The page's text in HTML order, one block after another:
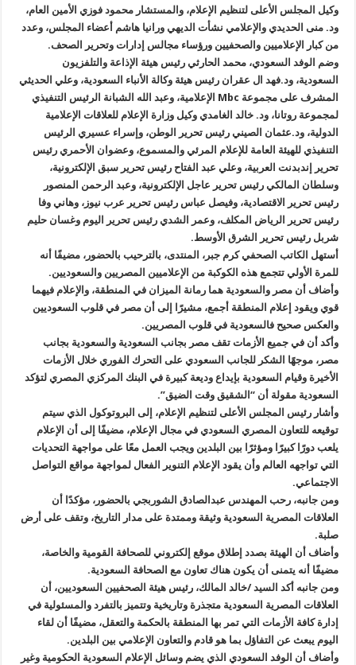
وكيل المجلس الأعلى لتنظيم الإعلام، والمستشار محمود فوزي الأمين العام،
ود. منى الحديدي والإعلامي نشأت الديهي ورانيا هاشم أعضاء المجلس، وعدد
من كبار الإعلاميين والصحفيين ورؤساء مجالس إدارات وتحرير الصحف.
وضم الوفد السعودي، محمد الحارثي رئيس هيئة الإذاعة والتلفزيون
السعودية، ود.فهد ال عقران رئيس هيئة وكالة الأنباء السعودية، وعلي الحديثي
المشرف على مجموعة Mbc الإعلامية، وعبد الله الشبانة الرئيس التنفيذي
لمجموعة روتانا، ود. خالد الغامدي وكيل وزارة الإعلام للعلاقات الإعلامية
الدولية، ود.عثمان الصيني رئيس تحرير الوطن، وإسراء عسيري الرئيس
التنفيذي للهيئة العامة للإعلام المرئي والمسموع، وعضوان الأحمري رئيس
تحرير إندبدنت العربية، وعلي عبد الفتاح رئيس تحرير سبق الإلكترونية،
وسلطان المالكي رئيس تحرير عاجل الإلكترونية، وعبد الرحمن المنصور
رئيس تحرير الاقتصادية، وفيصل عباس رئيس تحرير عرب نيوز، وهاني وفا
رئيس تحرير الرياض المكلف، وعمر الشدي رئيس تحرير اليوم وغسان حليم
شربل رئيس تحرير الشرق الأوسط.
أستهل الكاتب الصحفي كرم جبر، المنتدى، بالترحيب بالحضور، مضيفًا أنه
للمرة الأولي تتجمع هذه الكوكبة من الإعلاميين المصريين والسعوديين.
وأضاف أن مصر والسعودية هما رمانة الميزان في المنطقة، والإعلام فيهما
قوي ويقود إعلام المنطقة أجمع، مشيرًا إلى أن مصر في قلوب السعوديين
والعكس صحيح فالسعودية في قلوب المصريين.
وأكد أن في جميع الأزمات تقف مصر بجانب السعودية والسعودية بجانب
مصر، موجهًا الشكر للجانب السعودي على التحرك الفوري خلال الأزمات
الأخيرة وقيام السعودية بإيداع وديعة كبيرة في البنك المركزي المصري لتؤكد
السعودية مقولة أن “الشقيق وقت الضيق”.
وأشار رئيس المجلس الأعلى لتنظيم الإعلام، إلى البروتوكول الذي سيتم
توقيعه للتعاون المصري السعودي في مجال الإعلام، مضيفًا إلى أن الإعلام
يلعب دورًا كبيرًا ومؤثرًا بين البلدين ويجب العمل معًا على مواجهة التحديات
التي تواجهه العالم وأن يقود الإعلام التنوير الفعال لمواجهة مواقع التواصل
الاجتماعي.
ومن جانبه، رحب المهندس عبدالصادق الشوربجي بالحضور، مؤكدًا أن
العلاقات المصرية السعودية وثيقة وممتدة على مدار التاريخ، وتقف على أرض
صلبة.
وأضاف أن الهيئة بصدد إطلاق موقع إلكتروني للصحافة القومية والخاصة،
مضيفًا أنه يتمنى أن يكون هناك تعاون مع الصحافة السعودية.
ومن جانبه أكد السيد /خالد المالك، رئيس هيئة الصحفيين السعوديين، أن
العلاقات المصرية السعودية متجذرة وتاريخية وتتميز بالتفرد والمسئولية في
إدارة كافة الأزمات التي تمر بها المنطقة بالحكمة والتعقل، مضيفًا أن لقاء
اليوم يبعث عن التفاؤل بما هو قادم والتعاون الإعلامي بين البلدين.
وأضاف أن الوفد السعودي الذي يضم وسائل الإعلام السعودية الحكومية وغير